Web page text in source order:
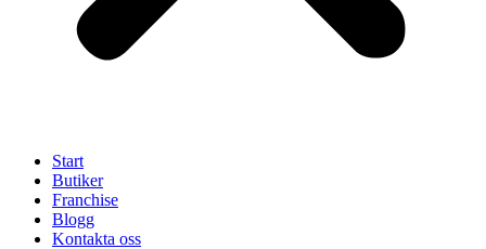
Start
Butiker
Franchise
Blogg
Kontakta oss